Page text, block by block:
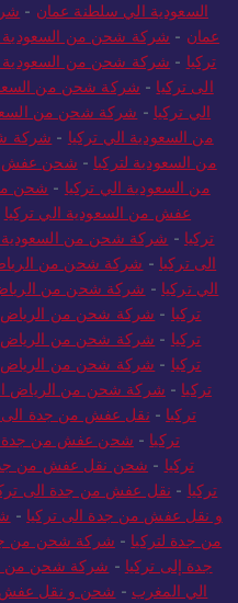
السعودية الي سلطنة عمان -
عمان - شركة شحن من السعودية
تركيا - شركة شحن من السعودية
الى تركيا - شركة شحن من
الي تركيا - شركة شحن من
من السعودية الي تركيا - شركة
من السعودية لتركيا - شحن عفش
من السعودية الي تركيا - شحن
عفش من السعودية الي تركيا
تركيا - شركة شحن من السعودية
الى تركيا - شركة شحن من
الي تركيا - شركة شحن من الرياض
تركيا - شركة شحن من الرياض
تركيا - شركة شحن من الرياض
تركيا - شركة شحن من الرياض
تركيا - شركة شحن من الرياض
تركيا - نقل عفش من جدة الى
تركيا - شحن عفش من جدة
تركيا - شحن نقل عفش من جدة
تركيا - نقل عفش من جدة الى
و نقل عفش من جدة الى تركيا -
من جدة لتركيا - شركة شحن من
جدة إلى تركيا - شركة شحن من
الي المغرب - شحن و نقل عفش